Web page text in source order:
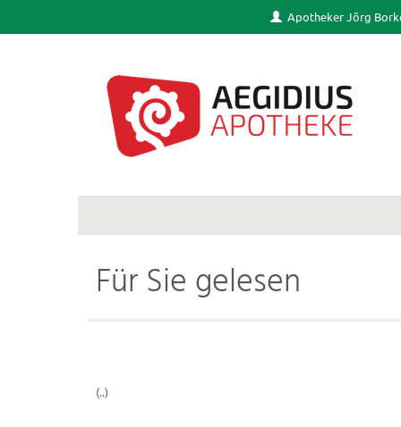
Apotheker Jörg
Für Sie gelesen
(..)